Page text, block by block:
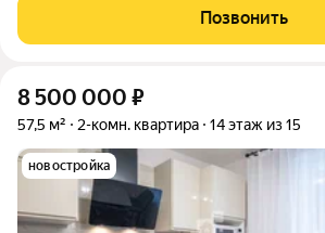
встроенной мебели. Есть вся
техника: холодильник,
Позвонить
8 500 000 ₽
57,5 м² 2-комн. квартира 14 этаж из 15
новостройка